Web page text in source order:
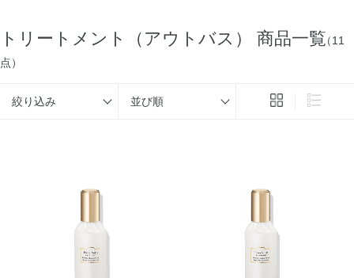
トリートメント（アウトバス） 商品一覧（11
点）
絞り込み 並び順